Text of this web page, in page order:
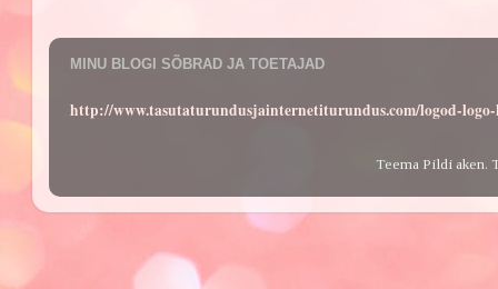
MINU BLOGI SÕBRAD JA TOETAJAD
http://www.tasutaturundusjainternetiturundus.com/logod-
Teema Pildi aken.